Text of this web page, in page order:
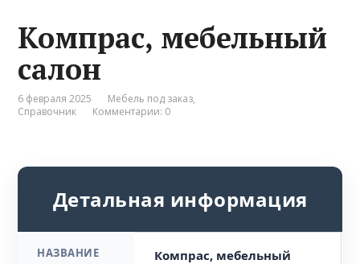
Компрас, мебельный
салон
6 февраля 2025 Мебель под заказ,
Справочник
Комментарии: 0
Детальная информация
НАЗВАНИЕ
Компрас, мебельный